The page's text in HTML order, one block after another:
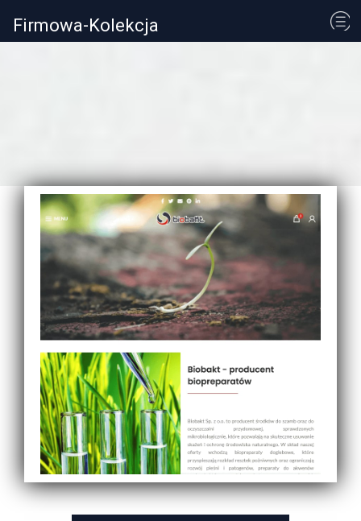
Firmowa-Kolekcja